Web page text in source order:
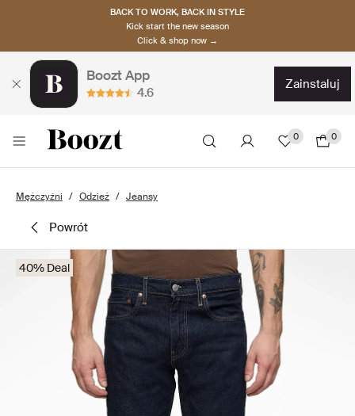
BACK TO WORK, BACK IN STYLE
Kick start the new season
Click & shop now →
Boozt App
4.6
zainstaluj
0 0
Mężczyźni Odzież Jeansy
powrót
40% Deal